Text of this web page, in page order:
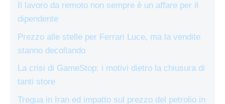
Il lavoro da remoto non sempre è un affare per il
dipendente
Prezzo alle stelle per Ferrari Luce, ma la vendite
stanno decollando
La crisi di GameStop: i motivi dietro la chiusura di
tanti store
Tregua in Iran ed impatto sul prezzo del petrolio in